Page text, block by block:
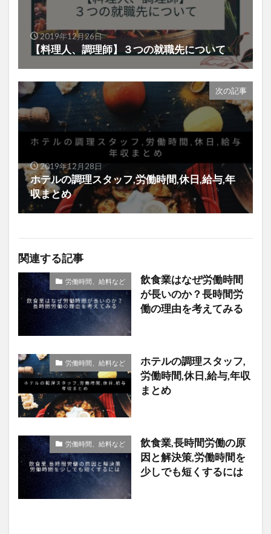
2019年12月26日
【料理人、調理師】３つの就職先について
次の記事
2019年12月28日
ホテルの調理スタッフ,労働時間,休日,給与,年
収まとめ
関連する記事
労働時間、給料など
飲食業はなぜ労働時間
が長いのか？長時間労
働の理由を考えてみる
労働時間、給料など
ホテルの調理スタッフ,
労働時間,休日,給与,年収
まとめ
労働時間、給料など
飲食業,長時間労働の原
因と解決策,労働時間を
少しでも短くするには